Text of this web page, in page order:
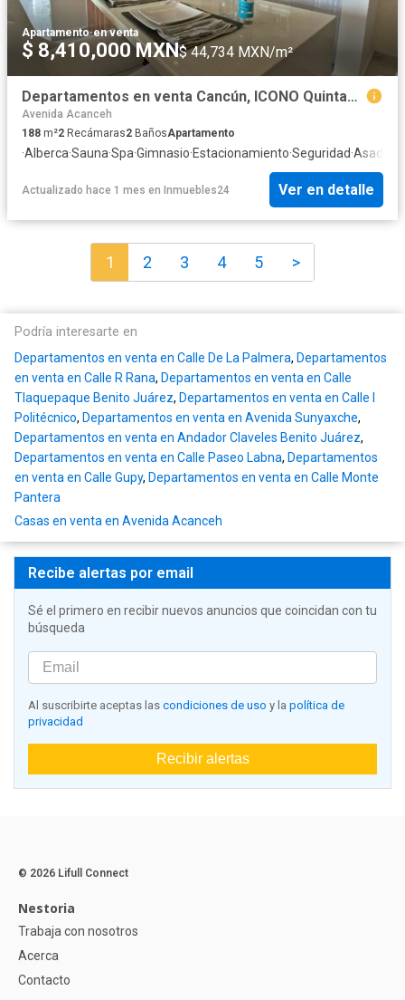
Apartamento·en venta
$ 8,410,000 MXN$ 44,734 MXN/m²
Departamentos en venta Cancún, ICONO Quintana Roo
Avenida Acanceh
188 m²2 Recámaras2 BañosApartamento
·Alberca·Sauna·Spa·Gimnasio·Estacionamiento·Seguridad·Asador
Actualizado hace 1 mes en Inmuebles24 Ver en detalle
1 2 3 4 5 >
Podría interesarte en
Departamentos en venta en Calle De La Palmera, Departamentos
en venta en Calle R Rana, Departamentos en venta en Calle
Tlaquepaque Benito Juárez, Departamentos en venta en Calle I
Politécnico, Departamentos en venta en Avenida Sunyaxche,
Departamentos en venta en Andador Claveles Benito Juárez,
Departamentos en venta en Calle Paseo Labna, Departamentos
en venta en Calle Gupy, Departamentos en venta en Calle Monte
Pantera
Casas en venta en Avenida Acanceh
Recibe alertas por email
Sé el primero en recibir nuevos anuncios que coincidan con tu
búsqueda
Al suscribirte aceptas las condiciones de uso y la política de
privacidad
Recibir alertas
© 2026 Lifull Connect
Nestoria
Trabaja con nosotros
Acerca
Contacto